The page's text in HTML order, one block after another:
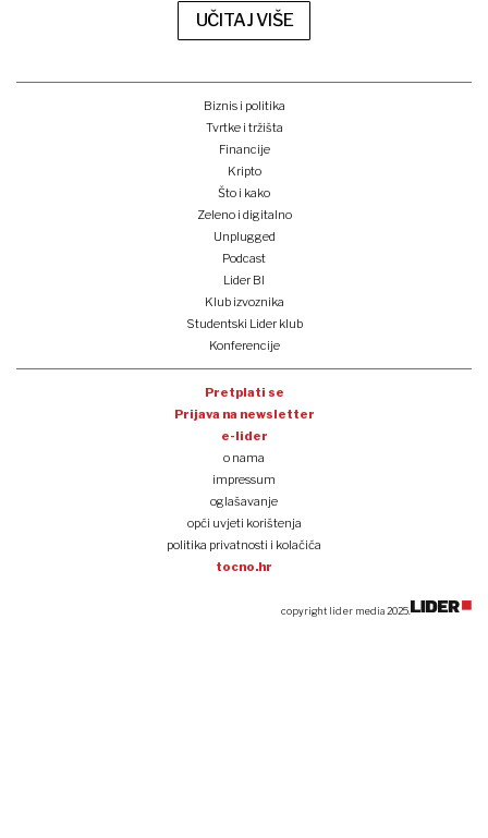
UČITAJ VIŠE
Biznis i politika
Tvrtke i tržišta
Financije
Kripto
Što i kako
Zeleno i digitalno
Unplugged
Podcast
Lider BI
Klub izvoznika
Studentski Lider klub
Konferencije
Pretplati se
Prijava na newsletter
e-lider
o nama
impressum
oglašavanje
opći uvjeti korištenja
politika privatnosti i kolačića
tocno.hr
copyright lider media 2025.